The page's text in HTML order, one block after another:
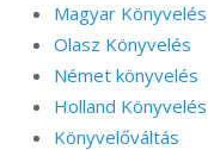
Magyar Könyvelés
Olasz Könyvelés
Német könyvelés
Holland Könyvelés
Könyvelőváltás